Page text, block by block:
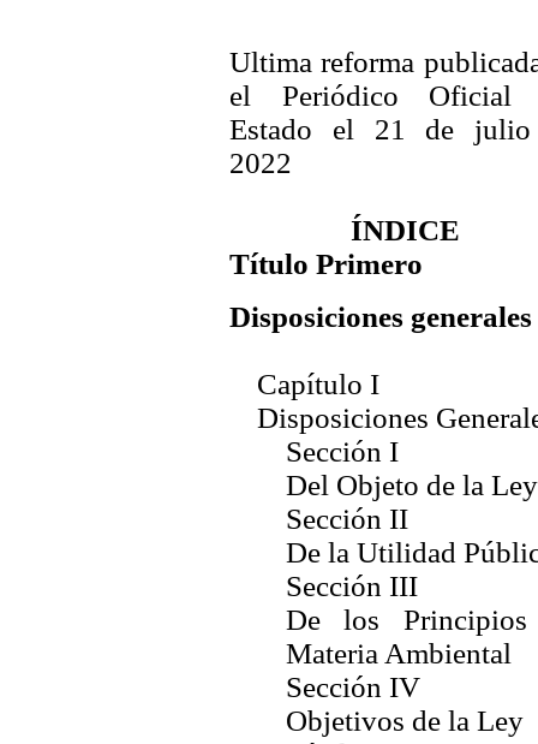
Ultima reforma
el Periódico Oficial
Estado el 21 de
2022
ÍNDICE
Título Primero
Disposiciones generales
Capítulo I
Disposiciones
Sección I
Del Objeto de la Ley
Sección II
De la Utilidad
Sección III
De los
Materia Ambiental
Sección IV
Objetivos de la Ley